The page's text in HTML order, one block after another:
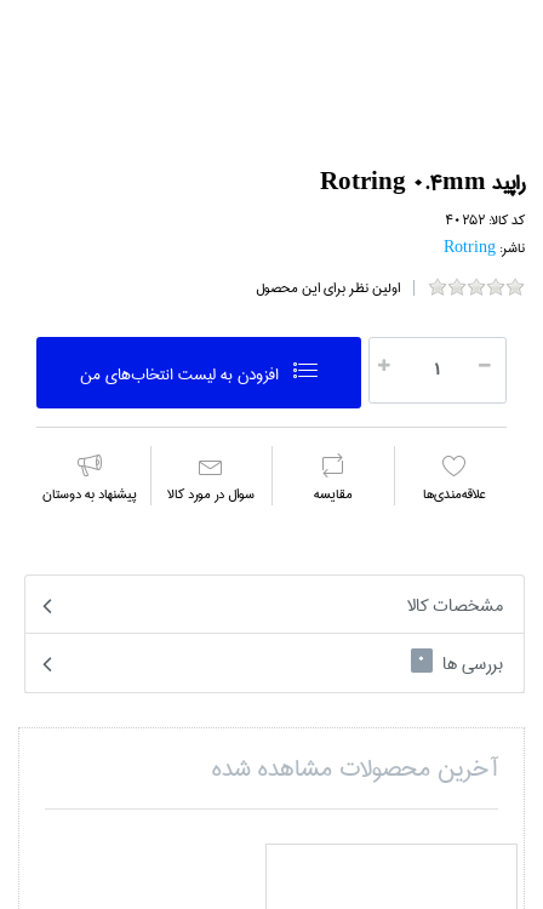
راپيد Rotring 0.4mm
کد کالا:40252
ناشر:Rotring
اولین نظر برای این محصول
افزودن به ليست انتخاب‌هاي من
علاقه‌مندي‌ها مقايسه سوال در مورد كالا پیشنهاد به دوستان
مشخصات کالا
بررسی ها
0
آخرین محصولات مشاهده شده